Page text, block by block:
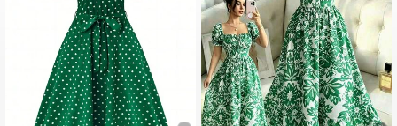
4.90 950K ผู้ติดตาม
4.90 950K ผู้ติดตาม